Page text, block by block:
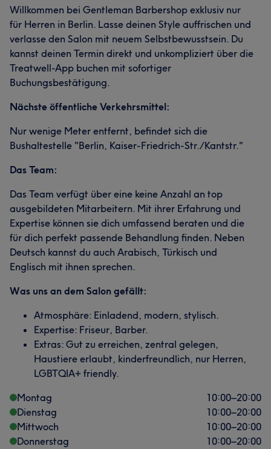
Willkommen bei Gentleman Barbershop exklusiv nur
für Herren in Berlin. Lasse deinen Style auffrischen und
verlasse den Salon mit neuem Selbstbewusstsein. Du
kannst deinen Termin direkt und unkompliziert über die
Treatwell-App buchen mit sofortiger
Buchungsbestätigung.
Nächste öffentliche Verkehrsmittel:
Nur wenige Meter entfernt, befindet sich die
Bushaltestelle "Berlin, Kaiser-Friedrich-Str./Kantstr."
Das Team:
Das Team verfügt über eine keine Anzahl an top
ausgebildeten Mitarbeitern. Mit ihrer Erfahrung und
Expertise können sie dich umfassend beraten und die
für dich perfekt passende Behandlung finden. Neben
Deutsch kannst du auch Arabisch, Türkisch und
Englisch mit ihnen sprechen.
Was uns an dem Salon gefällt:
Atmosphäre: Einladend, modern, stylisch.
Expertise: Friseur, Barber.
Extras: Gut zu erreichen, zentral gelegen,
Haustiere erlaubt, kinderfreundlich, nur Herren,
LGBTQIA+ friendly.
Montag
10:00–20:00
Dienstag
10:00–20:00
Mittwoch
10:00–20:00
Donnerstag
10:00–20:00